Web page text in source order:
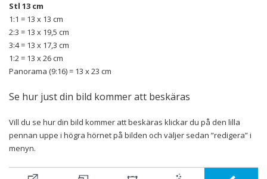
Stl 13 cm
1:1 = 13 x 13 cm
2:3 = 13 x 19,5 cm
3:4 = 13 x 17,3 cm
1:2 = 13 x 26 cm
Panorama (9:16) = 13 x 23 cm
Se hur just din bild kommer att beskäras
Vill du se hur din bild kommer att beskäras klickar du på den lilla
pennan uppe i högra hörnet på bilden och väljer sedan ”redigera” i
menyn.